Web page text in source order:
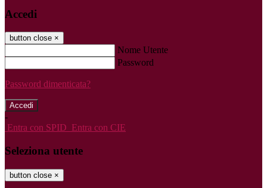
Accedi
button close ×
Nome Utente
Password
Password dimenticata?
-
Entra con SPID Entra con CIE
Seleziona utente
button close ×